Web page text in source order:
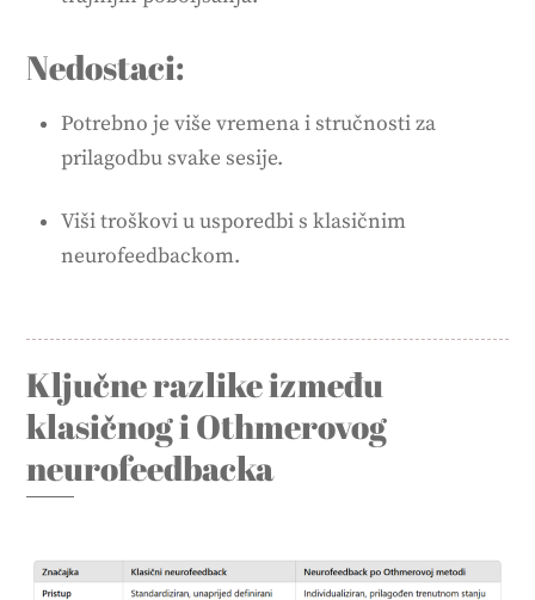
Nedostaci:
Potrebno je više vremena i stručnosti za
prilagodbu svake sesije.
Viši troškovi u usporedbi s klasičnim
neurofeedbackom.
Ključne razlike između
klasičnog i Othmerovog
neurofeedbacka